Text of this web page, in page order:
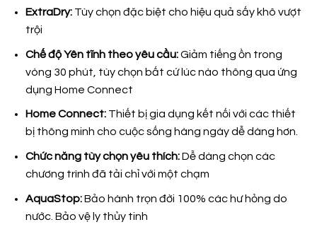
ExtraDry:Tùy chọn đặc biệt cho hiệu quả sấy khô vượt
trội
Chế độ Yên tĩnh theo yêu cầu:Giảm tiếng ồn trong
vòng 30 phút, tùy chọn bất cứ lúc nào thông qua ứng
dụng Home Connect
Home Connect:Thiết bị gia dụng kết nối với các thiết
bị thông minh cho cuộc sống hàng ngày dễ dàng hơn.
Chức năng tùy chọn yêu thích:Dễ dàng chọn các
chương trình đã tải chỉ với một chạm
AquaStop:Bảo hành trọn đời 100% các hư hỏng do
nước. Bảo vệ ly thủy tinh